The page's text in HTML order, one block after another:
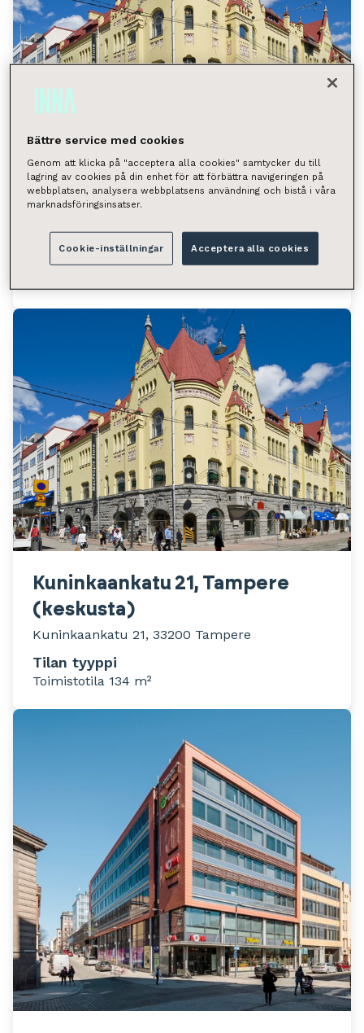
Kuninkaankatu 21, Tampere
(keskusta)
Kuninkaankatu 21, 33200 Tampere
Tilan tyyppi
Kuninkaankatu 21, Tampere
(keskusta)
Kuninkaankatu 21, 33200 Tampere
Tilan tyyppi
Toimistotila 134 m²
Bättre service med cookies
Genom att klicka på "acceptera alla cookies" samtycker du till
lagring av cookies på din enhet för att förbättra navigeringen på
webbplatsen, analysera webbplatsens användning och bistå i våra
marknadsföringsinsatser.
Cookie-inställningar Acceptera alla cookies